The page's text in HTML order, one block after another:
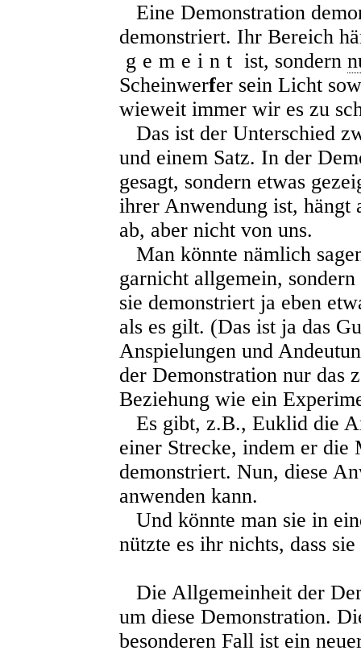
Eine Demonstration
demonstriert. Ihr Bereich
gemeint ist, sondern
Scheinwerfer sein Licht
wieweit immer wir es zu
Das ist der Unterschied
und einem Satz. In der
gesagt, sondern etwas
ihrer Anwendung ist, hängt
ab, aber nicht von uns.
Man könnte nämlich
garnicht allgemein,
sie demonstriert ja eben
als es gilt. (Das ist ja das
Anspielungen und
der Demonstration nur das
Beziehung wie ein
Es gibt, z.B., Euklid die
einer Strecke, indem er die
demonstriert. Nun, diese
anwenden kann.
Und könnte man sie in
nützte es ihr nichts, dass
Die Allgemeinheit der
um diese Demonstration.
besonderen Fall ist ein